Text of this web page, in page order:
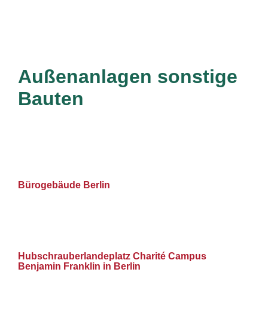
Außenanlagen sonstige
Bauten
Bürogebäude Berlin
Hubschrauberlandeplatz Charité Campus
Benjamin Franklin in Berlin